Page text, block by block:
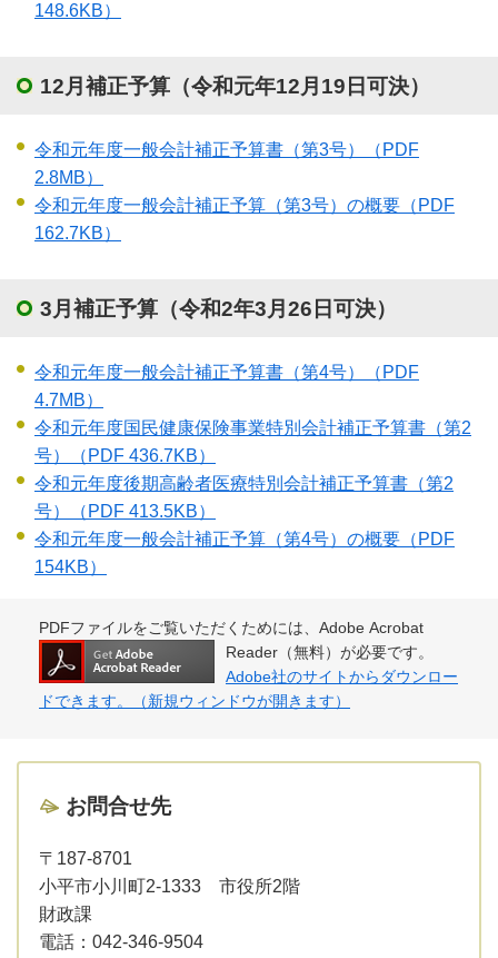
148.6KB）
12月補正予算（令和元年12月19日可決）
令和元年度一般会計補正予算書（第3号）
（PDF
2.8MB）
令和元年度一般会計補正予算（第3号）の概要 （PDF
162.7KB）
3月補正予算（令和2年3月26日可決）
令和元年度一般会計補正予算書（第4号）
（PDF
4.7MB）
令和元年度国民健康保険事業特別会計補正予算書（第2
号）
（PDF 436.7KB）
令和元年度後期高齢者医療特別会計補正予算書（第2
号）
（PDF 413.5KB）
令和元年度一般会計補正予算（第4号）の概要 （PDF
154KB）
PDFファイルをご覧いただくためには、Adobe Acrobat
Reader（無料）が必要です。
Adobe社のサイトからダウンロー
ドできます。（新規ウィンドウが開きます）
お問合せ先
〒187-8701
小平市小川町2-1333 市役所2階
財政課
電話： 042-346-9504